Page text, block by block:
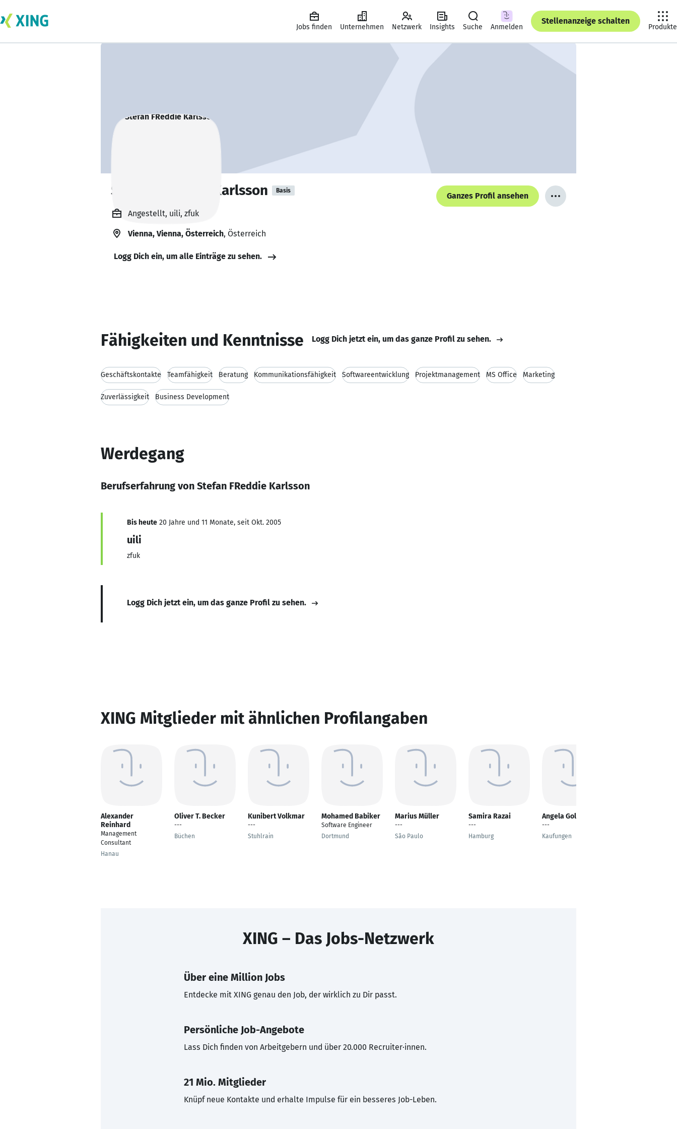
Jobs finden Unternehmen Netzwerk Insights Suche Anmelden
Stellenanzeige schalten
Produkte
Stefan FReddie Karlsson Basis
Ganzes Profil ansehen
Angestellt, uili, zfuk
Vienna, Vienna, Österreich, Österreich
Logg Dich ein, um alle Einträge zu sehen.
Fähigkeiten und Kenntnisse Logg Dich jetzt ein, um das ganze Profil zu sehen.
Geschäftskontakte Teamfähigkeit Beratung Kommunikationsfähigkeit Softwareentwicklung Projektmanagement MS Office Marketing
Zuverlässigkeit Business Development
Werdegang
Berufserfahrung von Stefan FReddie Karlsson
Bis heute 20 Jahre und 11 Monate, seit Okt. 2005
uili
zfuk
Logg Dich jetzt ein, um das ganze Profil zu sehen.
XING Mitglieder mit ähnlichen Profilangaben
Alexander
Reinhard
Management
Consultant
Hanau
Oliver T. Becker
---
Büchen
Kunibert Volkmar
---
Stuhlrain
Mohamed Babiker
Software Engineer
Dortmund
Marius Müller
---
São Paulo
Samira Razai
---
Hamburg
Angela Goldshten
---
Kaufungen
XING – Das Jobs-Netzwerk
Über eine Million Jobs
Entdecke mit XING genau den Job, der wirklich zu Dir passt.
Persönliche Job-Angebote
Lass Dich finden von Arbeitgebern und über 20.000 Recruiter·innen.
21 Mio. Mitglieder
Knüpf neue Kontakte und erhalte Impulse für ein besseres Job-Leben.